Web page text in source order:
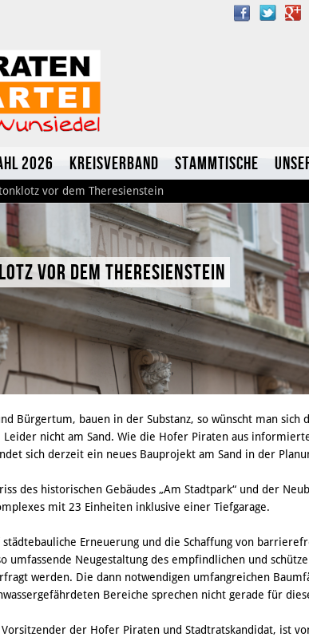
Twitter
Plus
2026 Kreisverband Stammtische
vor dem Theresienstein
vor dem Theresienstein
Bürgertum, bauen in der Substanz, so wünscht man sich
Leider nicht am Sand. Wie die Hofer Piraten aus
sich derzeit ein neues Bauprojekt am Sand in der
des historischen Gebäudes „Am Stadtpark“ und der
mit 23 Einheiten inklusive einer Tiefgarage.
Erneuerung und die Schaffung von
umfassende Neugestaltung des empfindlichen und
werden. Die dann notwendigen umfangreichen
Bereiche sprechen nicht gerade für
der Hofer Piraten und Stadtratskandidat, ist